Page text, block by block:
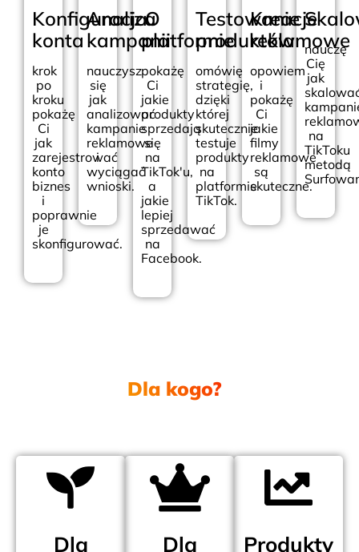
Konfiguracja
konta
krok
po
kroku
pokażę
Ci
jak
zarejestrować
konto
biznes
i
poprawnie
je
skonfigurować.
Analiza
kampanii
nauczysz
się
jak
analizować
kampanie
reklamowe
i
wyciągać
wnioski.
O
platformie
pokażę
Ci
jakie
produkty
sprzedają
się
na
TikTok'u,
a
jakie
lepiej
sprzedawać
na
Facebook.
Testowanie
produktów
omówię
strategię,
dzięki
której
skutecznie
testuje
produkty
na
platformie
TikTok.
Kreacje
reklamowe
opowiem
i
pokażę
Ci
jakie
filmy
reklamowe
są
skuteczne.
nauczę
Cię
jak
na
TikToku
metodą
Dla kogo?.
Dla Dla Produkty